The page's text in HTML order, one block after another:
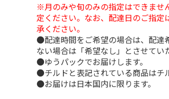
※月のみや旬のみの指定はできませ
定ください。なお、配達日のご指
承ください。
●配達時間をご希望の場合は、配達
ない場合は「希望なし」とさせてい
●ゆうパックでお届けします。
●チルドと表記されている商品はチ
●お届けは日本国内に限ります。